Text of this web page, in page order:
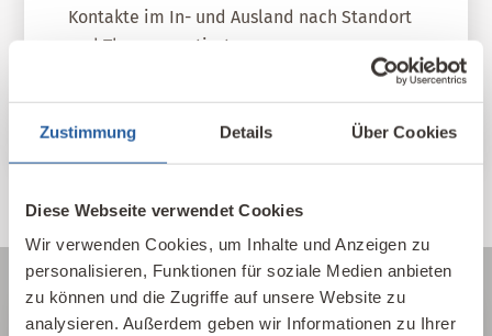
Zustimmung Details Über Cookies
Diese Webseite verwendet Cookies
Wir verwenden Cookies, um Inhalte und Anzeigen zu
personalisieren, Funktionen für soziale Medien anbieten
zu können und die Zugriffe auf unsere Website zu
analysieren. Außerdem geben wir Informationen zu Ihrer
Kontakte im In- und Ausland nach Standort
und Themen sortiert.
IBN Beratungsstellen